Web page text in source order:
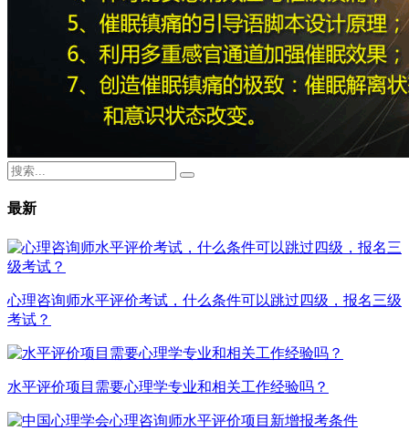
最新
心理咨询师水平评价考试，什么条件可以跳过四级，报名三级
考试？
水平评价项目需要心理学专业和相关工作经验吗？